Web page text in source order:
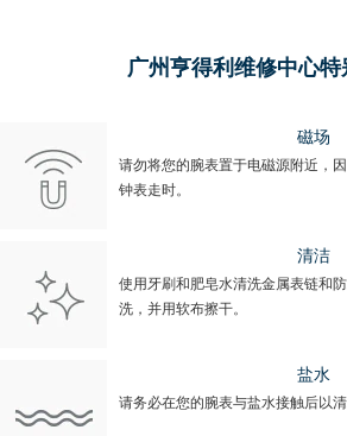
广州亨得利维修中心特
磁场
请勿将您的腕表置于电磁源附近，
钟表走时。
清洁
使用牙刷和肥皂水清洗金属表链和
洗，并用软布擦干。
盐水
请务必在您的腕表与盐水接触后以清